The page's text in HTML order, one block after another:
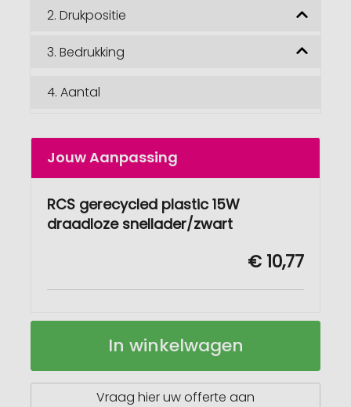
2. Drukpositie
3. Bedrukking
4. Aantal
Jouw Aanpassing
RCS gerecycled plastic 15W
draadloze snellader/zwart
€ 10,77
RCS
15W
Op
In winkelwagen
Vraag hier uw offerte aan